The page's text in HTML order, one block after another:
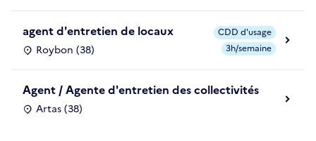
agent d'entretien de locaux
Roybon (38)
CDD d'usage
3h/semaine
Agent / Agente d'entretien des collectivités
Artas (38)